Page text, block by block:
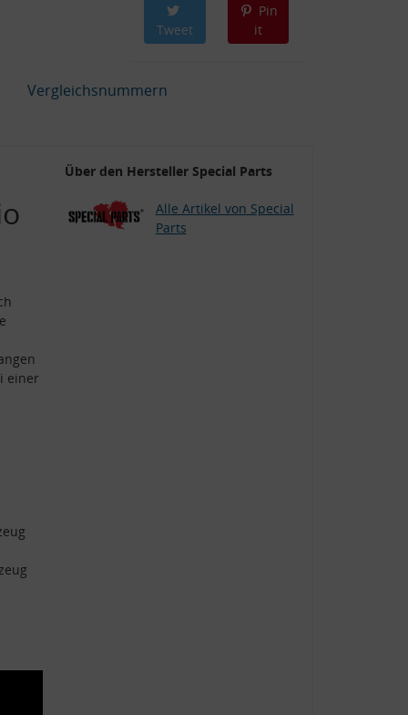
Tweet
Pin
it
Vergleichsnummern
einer
Über den Hersteller Special Parts
Alle Artikel von Special
Parts